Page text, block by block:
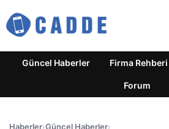
Güncel Haberler Firma Rehberi
Forum
Haberler›Güncel Haberler›